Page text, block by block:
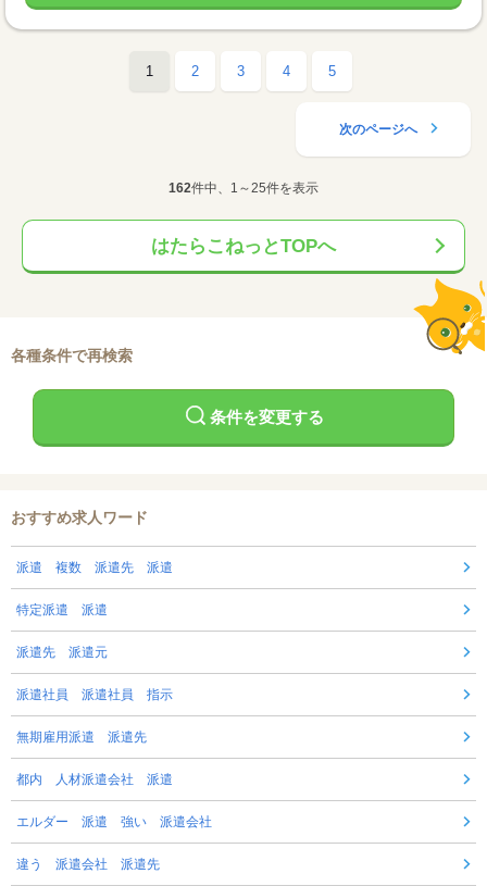
1 2 3 4 5
次のページへ
162件中、1～25件を表示
はたらこねっとTOPへ
各種条件で再検索
条件を変更する
おすすめ求人ワード
派遣 複数 派遣先 派遣
特定派遣 派遣
派遣先 派遣元
派遣社員 派遣社員 指示
無期雇用派遣 派遣先
都内 人材派遣会社 派遣
エルダー 派遣 強い 派遣会社
違う 派遣会社 派遣先